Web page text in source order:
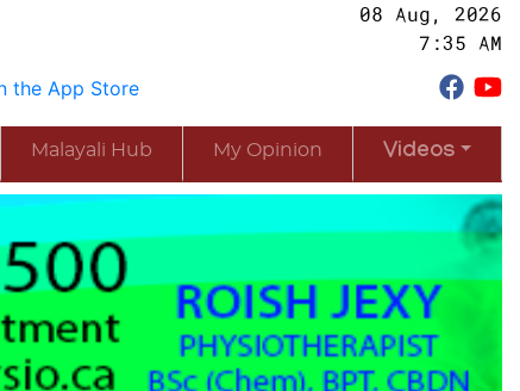
08 Aug, 2026
7:35 AM
Malayali Hub My Opinion Videos